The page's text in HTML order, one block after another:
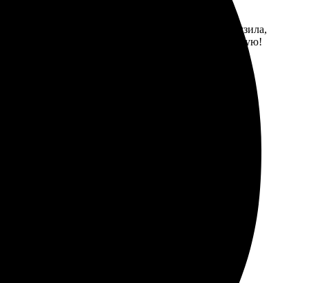
и удобно. Подобрала нужное изображение, загрузила,
и насыщенные. Буду обращаться снова, рекомендую!
яркие и четкие. Процесс заказа прост и
вернусь снова за новыми сувенирами.